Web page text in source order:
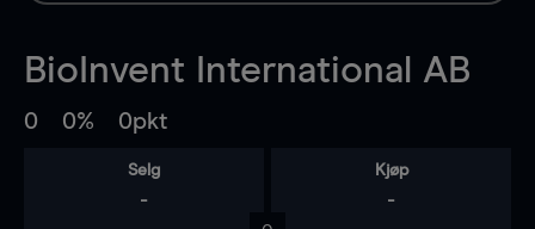
BioInvent International AB
0 0% 0pkt
Selg
-
Kjøp
-